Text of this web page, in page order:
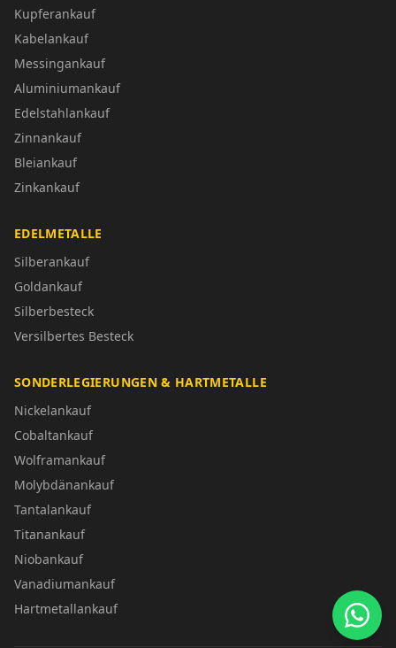
Kupferankauf
Kabelankauf
Messingankauf
Aluminiumankauf
Edelstahlankauf
Zinnankauf
Bleiankauf
Zinkankauf
EDELMETALLE
Silberankauf
Goldankauf
Silberbesteck
Versilbertes Besteck
SONDERLEGIERUNGEN & HARTMETALLE
Nickelankauf
Cobaltankauf
Wolframankauf
Molybdänankauf
Tantalankauf
Titanankauf
Niobankauf
Vanadiumankauf
Hartmetallankauf